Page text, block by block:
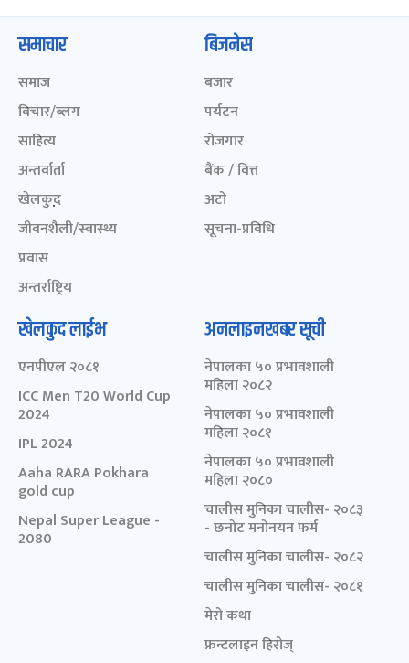
समाचार
समाज
विचार/ब्लग
साहित्य
अन्तर्वार्ता
खेलकुद़़
जीवनशैली/स्वास्थ्य
प्रवास
अन्तर्राष्ट्रिय
बिजनेस
बजार
पर्यटन
रोजगार
बैंक / वित्त
अटो
सूचना-प्रविधि
खेलकुद लाईभ
एनपीएल २०८१
ICC Men T20 World Cup
2024
IPL 2024
Aaha RARA Pokhara
gold cup
Nepal Super League -
2080
अनलाइनखबर सूची
नेपालका ५० प्रभावशाली
महिला २०८२
नेपालका ५० प्रभावशाली
महिला २०८१
नेपालका ५० प्रभावशाली
महिला २०८०
चालीस मुनिका चालीस- २०८३
- छनोट मनोनयन फर्म
चालीस मुनिका चालीस- २०८२
चालीस मुनिका चालीस- २०८१
मेरो कथा
फ्रन्टलाइन हिरोज्